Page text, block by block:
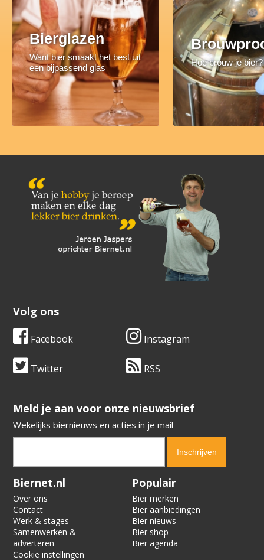
Bierglazen
Want bier smaakt het best uit
een bijpassend glas
Hoe brouw je bier?
Volg ons
Facebook Instagram
Twitter RSS
​​​​​​​Meld je aan voor onze nieuwsbrief
Wekelijks biernieuws en acties in je mail
Verification code:
Biernet.nl
Over ons
Contact
Werk & stages
Samenwerken &
adverteren
Cookie instellingen
Populair
Bier merken
Bier aanbiedingen
Bier nieuws
Bier shop
Bier agenda